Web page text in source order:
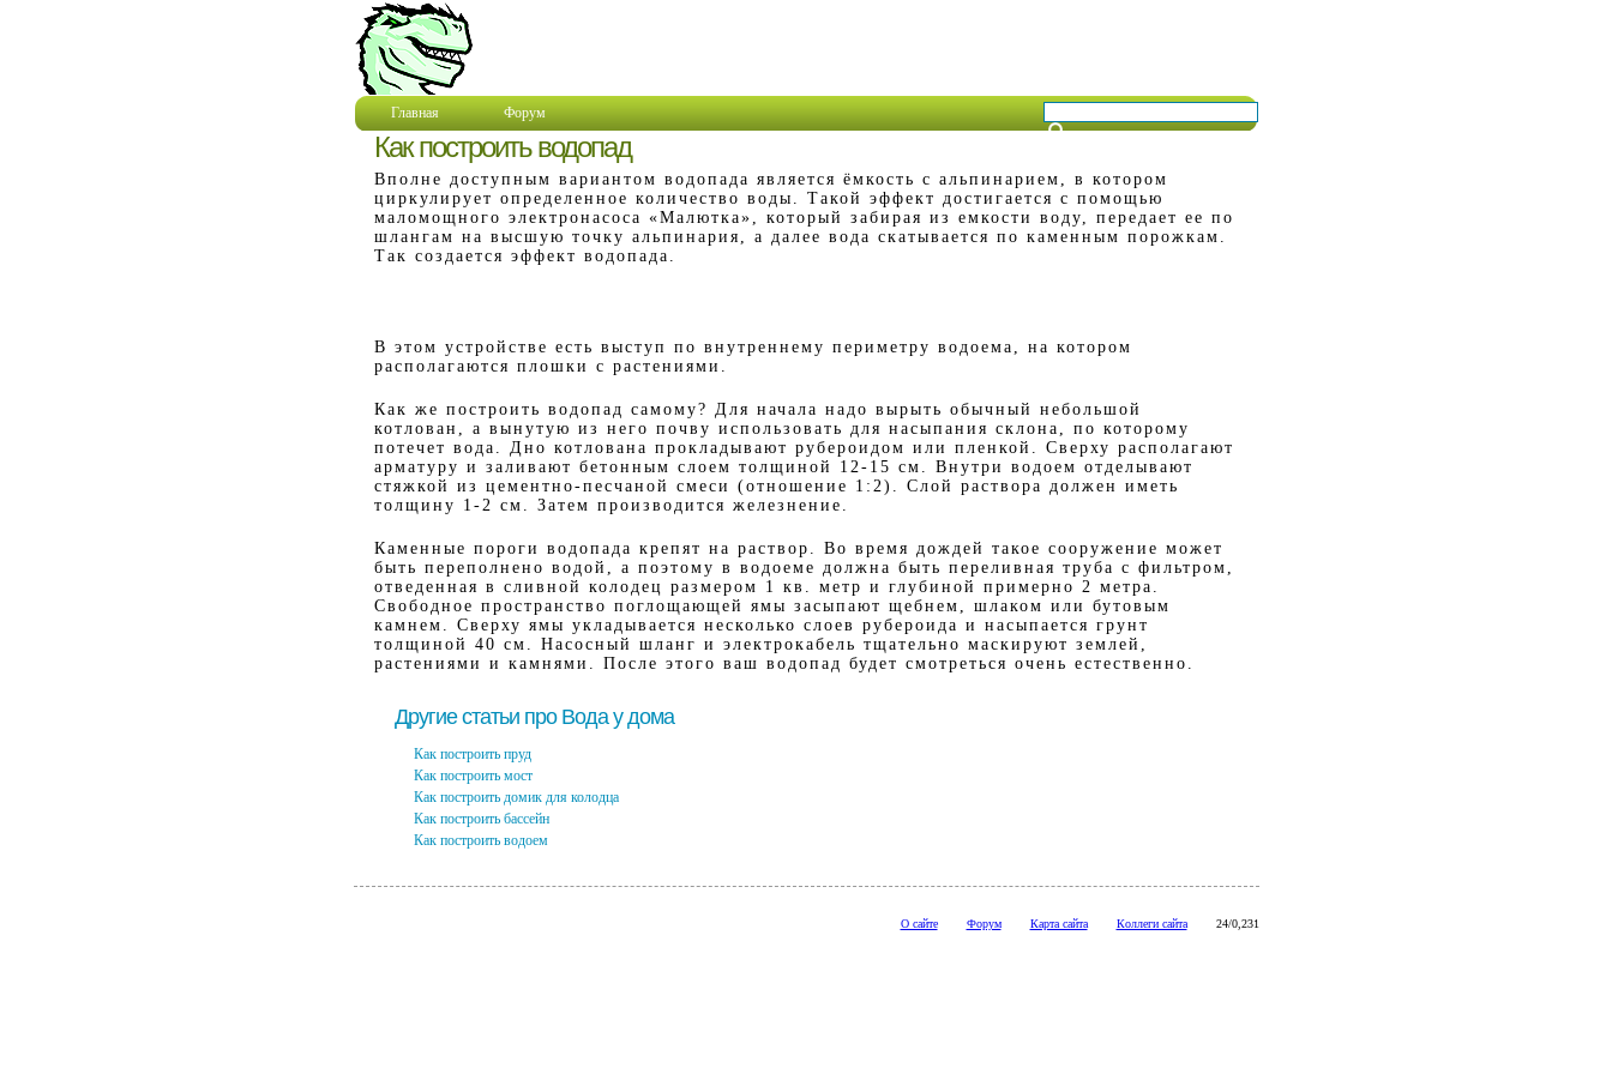
Главная Форум
Как построить водопад
Вполне доступным вариантом водопада является ёмкость с альпинарием, в котором
циркулирует определенное количество воды. Такой эффект достигается с помощью
маломощного электронасоса «Малютка», который забирая из емкости воду, передает ее по
шлангам на высшую точку альпинария, а далее вода скатывается по каменным порожкам.
Так создается эффект водопада.
В этом устройстве есть выступ по внутреннему периметру водоема, на котором
располагаются плошки с растениями.
Как же построить водопад самому? Для начала надо вырыть обычный небольшой
котлован, а вынутую из него почву использовать для насыпания склона, по которому
потечет вода. Дно котлована прокладывают рубероидом или пленкой. Сверху располагают
арматуру и заливают бетонным слоем толщиной 12-15 см. Внутри водоем отделывают
стяжкой из цементно-песчаной смеси (отношение 1:2). Слой раствора должен иметь
толщину 1-2 см. Затем производится железнение.
Каменные пороги водопада крепят на раствор. Во время дождей такое сооружение может
быть переполнено водой, а поэтому в водоеме должна быть переливная труба с фильтром,
отведенная в сливной колодец размером 1 кв. метр и глубиной примерно 2 метра.
Свободное пространство поглощающей ямы засыпают щебнем, шлаком или бутовым
камнем. Сверху ямы укладывается несколько слоев рубероида и насыпается грунт
толщиной 40 см. Насосный шланг и электрокабель тщательно маскируют землей,
растениями и камнями. После этого ваш водопад будет смотреться очень естественно.
Другие статьи про Вода у дома
Как построить пруд
Как построить мост
Как построить домик для колодца
Как построить бассейн
Как построить водоем
О сайте Форум Карта сайта Коллеги сайта 24/0,231